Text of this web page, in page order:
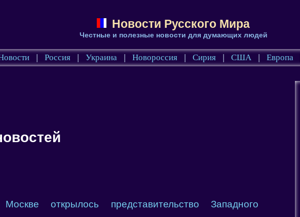
Новости Русского Мира
Честные и полезные новости для думающих людей
| Россия | Украина | Новороссия | Сирия | США | Европа
открылось представительство Западного